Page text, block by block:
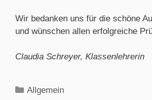
Wir bedanken uns für die schöne
und wünschen allen erfolgreiche
Claudia Schreyer, Klassenlehrerin
Allgemein